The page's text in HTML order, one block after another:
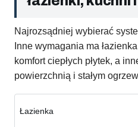
Najrozsądniej wybierać
Inne wymagania ma
komfort ciepłych płytek, a
powierzchnią i stałym
Łazienka